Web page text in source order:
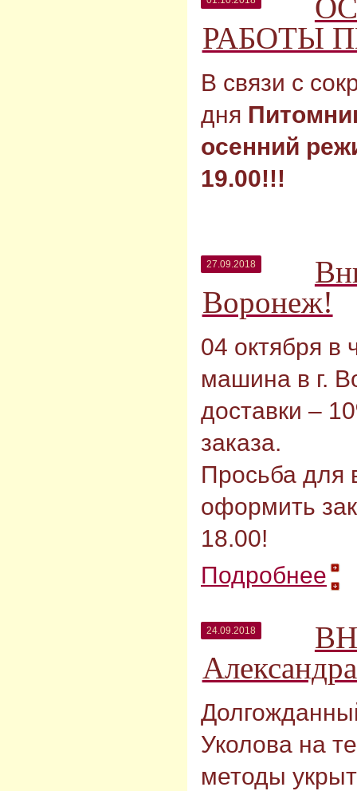
РАБОТЫ
В связи с
дня
осенний
19.00!!!
27.09.2018
Воронеж!
04 октября в
машина в г.
доставки –
заказа.
Просьба для
оформить
18.00!
Подробнее
24.09.2018
Уколова на
методы